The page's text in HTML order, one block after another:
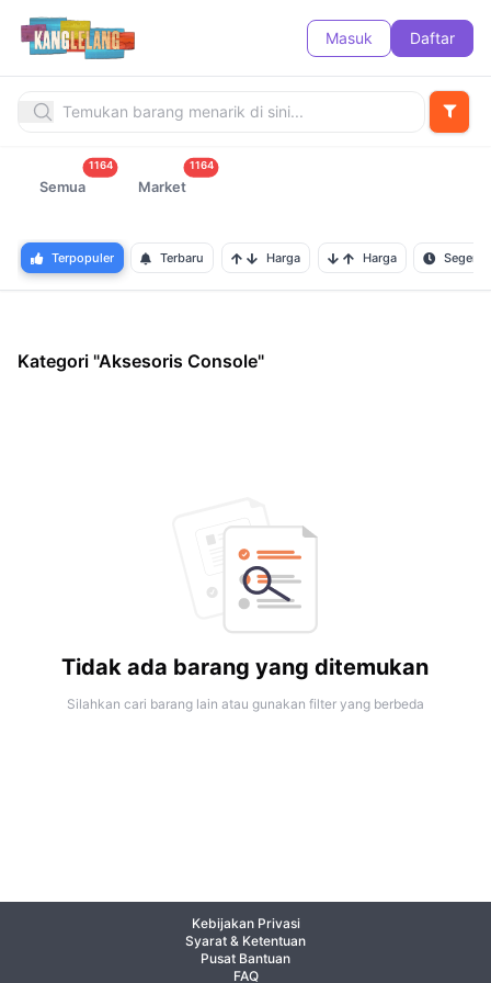
Masuk Daftar
Semua
1164
Market
1164
Terpopuler Terbaru Harga Harga Segera
Kategori "Aksesoris Console"
Tidak ada barang yang ditemukan
Silahkan cari barang lain atau gunakan filter yang berbeda
Kebijakan Privasi
Syarat & Ketentuan
Pusat Bantuan
FAQ